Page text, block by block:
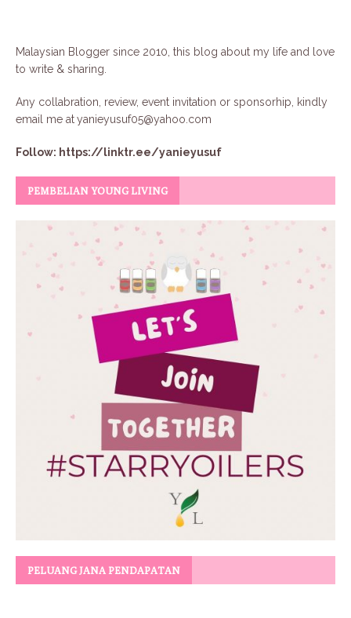
Malaysian Blogger since 2010, this blog about my life and love
to write & sharing.
Any collabration, review, event invitation or sponsorhip, kindly
email me atyanieyusuf05@yahoo.com
Follow: https://linktr.ee/yanieyusuf
PEMBELIAN YOUNG LIVING
PELUANG JANA PENDAPATAN